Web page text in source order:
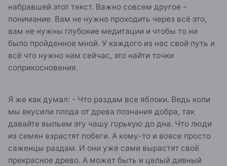
набравшей этот текст. Важно совсем другое -
понимание. Вам не нужно проходить через всё это,
вам не нужны глубокие медитации и чтобы то ни
было пройденное мной. У каждого из нас свой путь и
всё что нужно нам сейчас, это найти точки
соприкосновения.
Я же как думал: - Что раздам все яблоки. Ведь коли
мы вкусили плода от древа познания добра, так
давайте выпьем эту чашу горькую до дна. Что люди
из семян взрастят побеги. А кому-то и вовсе просто
саженцы раздам. И они уже сами вырастят своё
прекрасное древо. А может быть и целый дивный